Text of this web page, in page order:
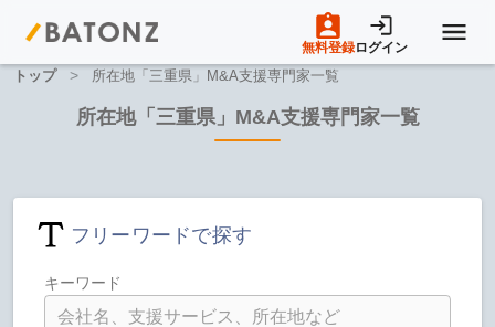
無料登録ログイン
売りたい方へ
買いたい方へ
トップ > 所在地「三重県」M&A支援専門家一覧
所在地「三重県」M&A支援専門家一覧
フリーワードで探す
キーワード